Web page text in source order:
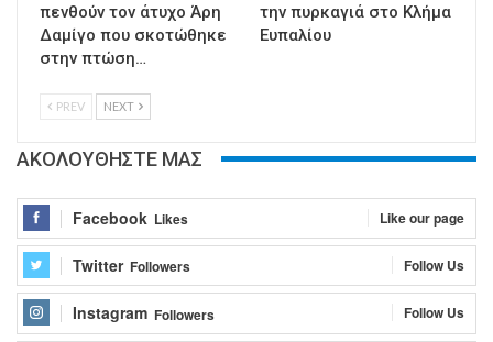
πενθούν τον άτυχο Άρη
Δαμίγο που σκοτώθηκε
στην πτώση…
την πυρκαγιά στο Κλήμα
Ευπαλίου
PREV NEXT
ΑΚΟΛΟΥΘΗΣΤΕ ΜΑΣ
Facebook Likes Like our page
Twitter Followers Follow Us
Instagram Followers Follow Us